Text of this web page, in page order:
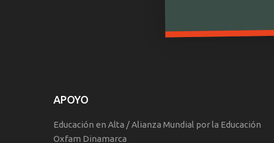
APOYO
Educación en Alta / Alianza Mundial por la Educación
Oxfam Dinamarca